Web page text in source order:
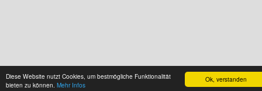
Ok, verstanden
Diese Website nutzt Cookies, um bestmögliche Funktionalität
bieten zu können. Mehr Infos